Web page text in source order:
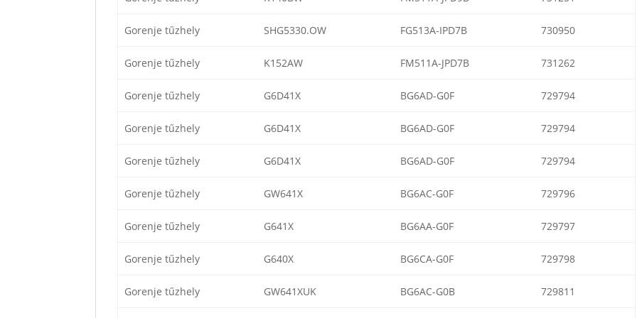
Gorenje tűzhely SHG5330.OW FG513A-IPD7B 730950
Gorenje tűzhely K152AW FM511A-JPD7B 731262
Gorenje tűzhely G6D41X BG6AD-G0F 729794
Gorenje tűzhely G6D41X BG6AD-G0F 729794
Gorenje tűzhely G6D41X BG6AD-G0F 729794
Gorenje tűzhely GW641X BG6AC-G0F 729796
Gorenje tűzhely G641X BG6AA-G0F 729797
Gorenje tűzhely G640X BG6CA-G0F 729798
Gorenje tűzhely GW641XUK BG6AC-G0B 729811